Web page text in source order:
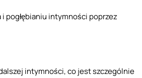
pogłębianiu intymności poprzez
intymności, co jest szczególnie